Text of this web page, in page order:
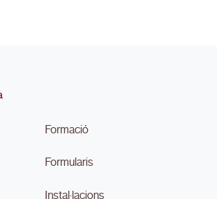
Formació
Formularis
Instal·lacions